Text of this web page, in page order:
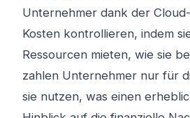
Unternehmer dank der
Kosten kontrollieren, indem
Ressourcen mieten, wie sie
zahlen Unternehmer nur für
sie nutzen, was einen